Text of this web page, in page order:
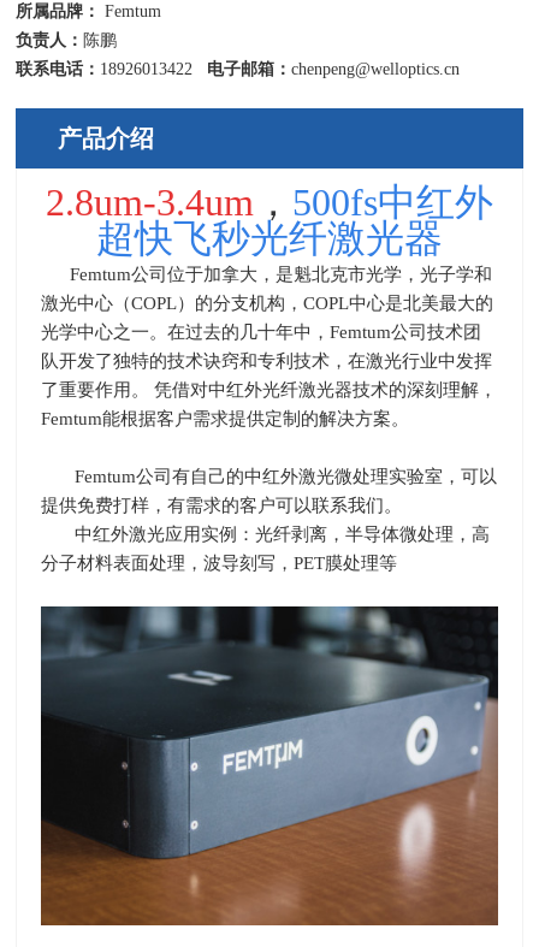
所属品牌： Femtum
负责人： 陈鹏
联系电话： 18926013422 电子邮箱：chenpeng@welloptics.cn
产品介绍
2.8um-3.4um ， 500fs中红外
超快飞秒光纤激光器
Femtum公司位于加拿大，是魁北克市光学，光子学和
激光中心（COPL）的分支机构，COPL中心是北美最大的
光学中心之一。在过去的几十年中，Femtum公司技术团
队开发了独特的技术诀窍和专利技术，在激光行业中发挥
了重要作用。 凭借对中红外光纤激光器技术的深刻理解，
Femtum能根据客户需求提供定制的解决方案。
Femtum公司有自己的中红外激光微处理实验室，可以
提供免费打样，有需求的客户可以联系我们。
中红外激光应用实例：光纤剥离，半导体微处理，高
分子材料表面处理，波导刻写，PET膜处理等